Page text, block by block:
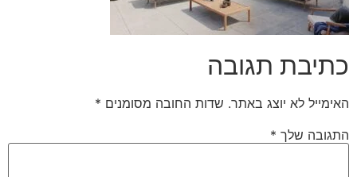
כתיבת תגובה
האימייל לא יוצג באתר. שדות החובה מסומנים *
התגובה שלך *